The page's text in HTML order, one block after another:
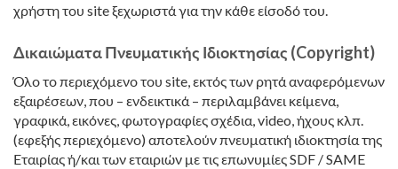
χρήστη του site ξεχωριστά για την κάθε είσοδό του.
Δικαιώματα Πνευματικής Ιδιοκτησίας (Copyright)
Όλο το περιεχόμενο του site, εκτός των ρητά αναφερόμενων
εξαιρέσεων, που – ενδεικτικά – περιλαμβάνει κείμενα,
γραφικά, εικόνες, φωτογραφίες σχέδια, video, ήχους κλπ.
(εφεξής περιεχόμενο) αποτελούν πνευματική ιδιοκτησία της
Εταιρίας ή/και των εταιριών με τις επωνυμίες SDF / SAME